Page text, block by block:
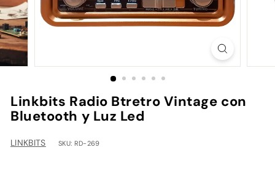
h
Linkbits Radio Btretro Vintage con
Bluetooth y Luz Led
LINKBITS SKU: RD-269